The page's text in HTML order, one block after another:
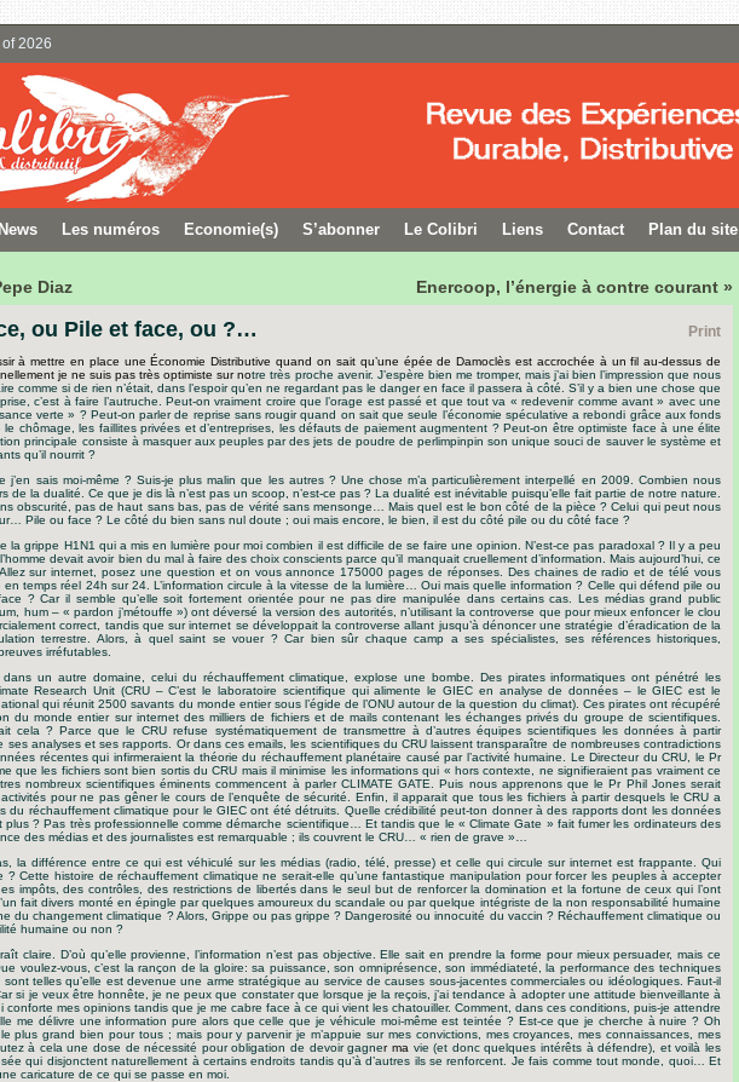
2026
Les numéros Economie(s) S’abonner Le Colibri Liens Contact Plan du site
Diaz Enercoop, l’énergie à contre courant »
Print
ou Pile et face, ou ?…
à mettre en place une Économie Distributive quand on sait qu’une épée de Damoclès est accrochée à un fil au-dessus de
je ne suis pas très optimiste sur notre très proche avenir. J’espère bien me tromper, mais j’ai bien l’impression que nous
comme si de rien n’était, dans l’espoir qu’en ne regardant pas le danger en face il passera à côté. S’il y a bien une chose que
c’est à faire l’autruche. Peut-on vraiment croire que l’orage est passé et que tout va « redevenir comme avant » avec une
verte » ? Peut-on parler de reprise sans rougir quand on sait que seule l’économie spéculative a rebondi grâce aux fonds
le chômage, les faillites privées et d’entreprises, les défauts de paiement augmentent ? Peut-on être optimiste face à une élite
principale consiste à masquer aux peuples par des jets de poudre de perlimpinpin son unique souci de sauver le système et
qu’il nourrit ?
j’en sais moi-même ? Suis-je plus malin que les autres ? Une chose m’a particulièrement interpellé en 2009. Combien nous
de la dualité. Ce que je dis là n’est pas un scoop, n’est-ce pas ? La dualité est inévitable puisqu’elle fait partie de notre nature.
obscurité, pas de haut sans bas, pas de vérité sans mensonge… Mais quel est le bon côté de la pièce ? Celui qui peut nous
Pile ou face ? Le côté du bien sans nul doute ; oui mais encore, le bien, il est du côté pile ou du côté face ?
la grippe H1N1 qui a mis en lumière pour moi combien il est difficile de se faire une opinion. N’est-ce pas paradoxal ? Il y a peu
devait avoir bien du mal à faire des choix conscients parce qu’il manquait cruellement d’information. Mais aujourd’hui, ce
sur internet, posez une question et on vous annonce 175000 pages de réponses. Des chaines de radio et de télé vous
en temps réel 24h sur 24. L’information circule à la vitesse de la lumière… Oui mais quelle information ? Celle qui défend pile ou
? Car il semble qu’elle soit fortement orientée pour ne pas dire manipulée dans certains cas. Les médias grand public
hum – « pardon j’métouffe ») ont déversé la version des autorités, n’utilisant la controverse que pour mieux enfoncer le clou
correct, tandis que sur internet se développait la controverse allant jusqu’à dénoncer une stratégie d’éradication de la
terrestre. Alors, à quel saint se vouer ? Car bien sûr chaque camp a ses spécialistes, ses références historiques,
irréfutables.
un autre domaine, celui du réchauffement climatique, explose une bombe. Des pirates informatiques ont pénétré les
Research Unit (CRU – C’est le laboratoire scientifique qui alimente le GIEC en analyse de données – le GIEC est le
qui réunit 2500 savants du monde entier sous l’égide de l’ONU autour de la question du climat). Ces pirates ont récupéré
du monde entier sur internet des milliers de fichiers et de mails contenant les échanges privés du groupe de scientifiques.
cela ? Parce que le CRU refuse systématiquement de transmettre à d’autres équipes scientifiques les données à partir
ses analyses et ses rapports. Or dans ces emails, les scientifiques du CRU laissent transparaître de nombreuses contradictions
récentes qui infirmeraient la théorie du réchauffement planétaire causé par l’activité humaine. Le Directeur du CRU, le Pr
que les fichiers sont bien sortis du CRU mais il minimise les informations qui « hors contexte, ne signifieraient pas vraiment ce
nombreux scientifiques éminents commencent à parler CLIMATE GATE. Puis nous apprenons que le Pr Phil Jones serait
pour ne pas gêner le cours de l’enquête de sécurité. Enfin, il apparait que tous les fichiers à partir desquels le CRU a
du réchauffement climatique pour le GIEC ont été détruits. Quelle crédibilité peut-ton donner à des rapports dont les données
plus ? Pas très professionnelle comme démarche scientifique… Et tandis que le « Climate Gate » fait fumer les ordinateurs des
des médias et des journalistes est remarquable ; ils couvrent le CRU… « rien de grave »…
la différence entre ce qui est véhiculé sur les médias (radio, télé, presse) et celle qui circule sur internet est frappante. Qui
? Cette histoire de réchauffement climatique ne serait-elle qu’une fantastique manipulation pour forcer les peuples à accepter
impôts, des contrôles, des restrictions de libertés dans le seul but de renforcer la domination et la fortune de ceux qui l’ont
fait divers monté en épingle par quelques amoureux du scandale ou par quelque intégriste de la non responsabilité humaine
du changement climatique ? Alors, Grippe ou pas grippe ? Dangerosité ou innocuité du vaccin ? Réchauffement climatique ou
humaine ou non ?
claire. D’où qu’elle provienne, l’information n’est pas objective. Elle sait en prendre la forme pour mieux persuader, mais ce
voulez-vous, c’est la rançon de la gloire: sa puissance, son omniprésence, son immédiateté, la performance des techniques
sont telles qu’elle est devenue une arme stratégique au service de causes sous-jacentes commerciales ou idéologiques. Faut-il
si je veux être honnête, je ne peux que constater que lorsque je la reçois, j’ai tendance à adopter une attitude bienveillante à
conforte mes opinions tandis que je me cabre face à ce qui vient les chatouiller. Comment, dans ces conditions, puis-je attendre
me délivre une information pure alors que celle que je véhicule moi-même est teintée ? Est-ce que je cherche à nuire ? Oh
plus grand bien pour tous ; mais pour y parvenir je m’appuie sur mes convictions, mes croyances, mes connaissances, mes
à cela une dose de nécessité pour obligation de devoir gagner ma vie (et donc quelques intérêts à défendre), et voilà les
qui disjonctent naturellement à certains endroits tandis qu’à d’autres ils se renforcent. Je fais comme tout monde, quoi… Et
caricature de ce qui se passe en moi.